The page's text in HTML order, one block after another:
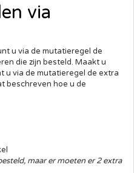
via
u via de mutatieregel de
die zijn besteld. Maakt u
u via de mutatieregel de extra
beschreven hoe u de
maar er moeten er 2 extra